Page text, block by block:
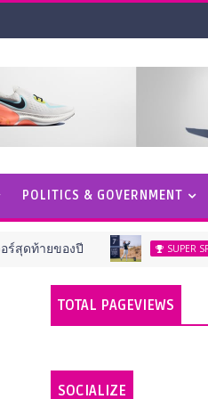
POLITICS & GOVERNMENT
SUPER SPORTS “อาฒย
TOTAL PAGEVIEWS
SOCIALIZE